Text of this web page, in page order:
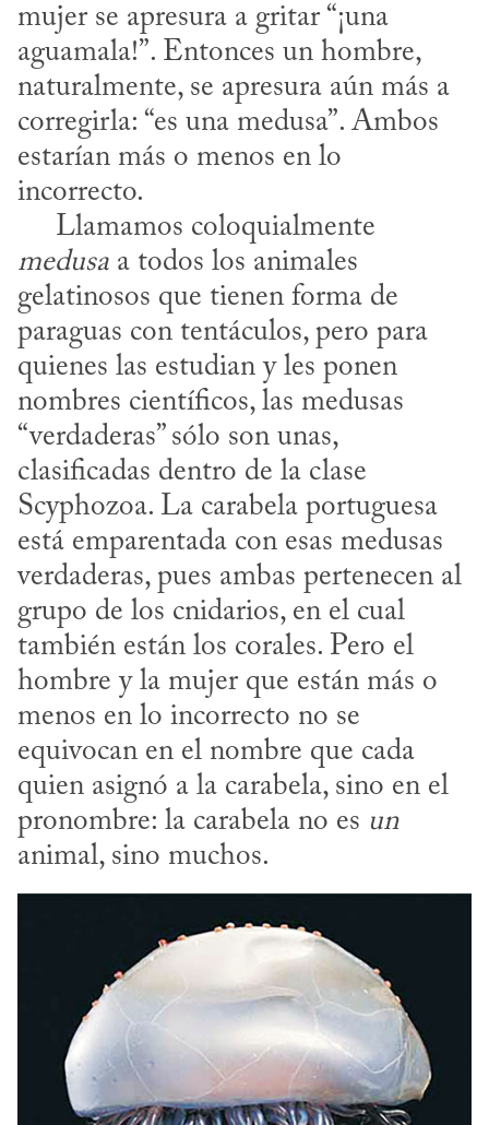
mujer se apresura a gritar “¡una
aguamala!”. Entonces un hombre,
naturalmente, se apresura aún más a
corregirla: “es una medusa”. Ambos
estarían más o menos en lo
incorrecto.
medusa a todos los animales
gelatinosos que tienen forma de
paraguas con tentáculos, pero para
quienes las estudian y les ponen
nombres científicos, las medusas
“verdaderas” sólo son unas,
clasificadas dentro de la clase
Scyphozoa. La carabela portuguesa
está emparentada con esas medusas
verdaderas, pues ambas pertenecen al
grupo de los cnidarios, en el cual
también están los corales. Pero el
hombre y la mujer que están más o
menos en lo incorrecto no se
equivocan en el nombre que cada
quien asignó a la carabela, sino en el
pronombre: la carabela no es un
animal, sino muchos.